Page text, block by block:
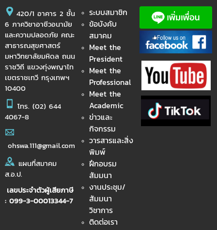
420/1 อาคาร 2 ชั้น
6 ภาควิชาอาชีวอนามัย
และความปลอดภัย คณะ
สาธารณสุขศาสตร์
มหาวิทยาลัยมหิดล ถนน
ราชวิถี แขวงทุ่งพญาไท
เขตราชเทวี กรุงเทพฯ
10400
โทร. (02) 644
4067-8
ohswa.111@gmail.com
แผนที่สมาคม
ส.อ.ป.
เลขประจำตัวผู้เสียภาษี
: 099-3-00013344-7
ระบบสมาชิก
ข้อบังคับ
สมาคม
Meet the
President
Meet the
Professional
Meet the
Academic
ข่าวและ
กิจกรรม
วารสารและสิ่ง
พิมพ์
ฝึกอบรม
สัมมนา
งานประชุม/
สัมมนา
วิชาการ
ติดต่อเรา